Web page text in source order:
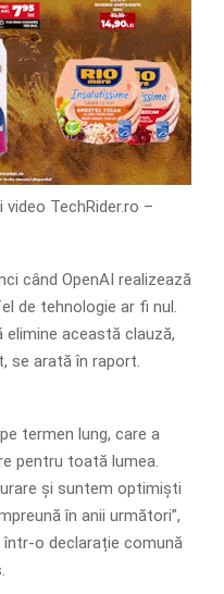
TechRider.ro –
când OpenAI realizează
de tehnologie ar fi nul.
această clauză,
se arată în raport.
termen lung, care a
pentru toată lumea.
și suntem optimiști
în anii următori”,
o declarație comună